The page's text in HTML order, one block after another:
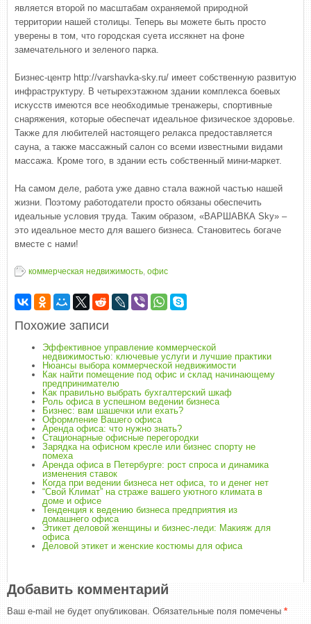
является второй по масштабам охраняемой природной
территории нашей столицы. Теперь вы можете быть просто
уверены в том, что городская суета иссякнет на фоне
замечательного и зеленого парка.
Бизнес-центр http://varshavka-sky.ru/ имеет собственную развитую
инфраструктуру. В четырехэтажном здании комплекса боевых
искусств имеются все необходимые тренажеры, спортивные
снаряжения, которые обеспечат идеальное физическое здоровье.
Также для любителей настоящего релакса предоставляется
сауна, а также массажный салон со всеми известными видами
массажа. Кроме того, в здании есть собственный мини-маркет.
На самом деле, работа уже давно стала важной частью нашей
жизни. Поэтому работодатели просто обязаны обеспечить
идеальные условия труда. Таким образом, «ВАРШАВКА Sky» –
это идеальное место для вашего бизнеса. Становитесь богаче
вместе с нами!
коммерческая недвижимость, офис
Похожие записи
Эффективное управление коммерческой
недвижимостью: ключевые услуги и лучшие практики
Нюансы выбора коммерческой недвижимости
Как найти помещение под офис и склад начинающему
предпринимателю
Как правильно выбрать бухгалтерский шкаф
Роль офиса в успешном ведении бизнеса
Бизнес: вам шашечки или ехать?
Оформление Вашего офиса
Аренда офиса: что нужно знать?
Стационарные офисные перегородки
Зарядка на офисном кресле или бизнес спорту не
помеха
Аренда офиса в Петербурге: рост спроса и динамика
изменения ставок
Когда при ведении бизнеса нет офиса, то и денег нет
“Свой Климат” на страже вашего уютного климата в
доме и офисе
Тенденция к ведению бизнеса предприятия из
домашнего офиса
Этикет деловой женщины и бизнес-леди: Макияж для
офиса
Деловой этикет и женские костюмы для офиса
Добавить комментарий
Ваш e-mail не будет опубликован. Обязательные поля помечены *